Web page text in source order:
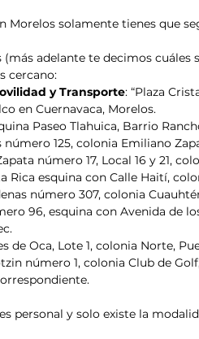
solamente tienes que
adelante te decimos cuáles
cercano:
y Transporte: “Plaza
en Cuernavaca, Morelos.
Paseo Tlahuica, Barrio
número 125, colonia Emiliano
número 17, Local 16 y 21,
Rica esquina con Calle Haití,
número 307, colonia
96, esquina con Avenida de
de Oca, Lote 1, colonia Norte,
número 1, colonia Club de
personal y solo existe la